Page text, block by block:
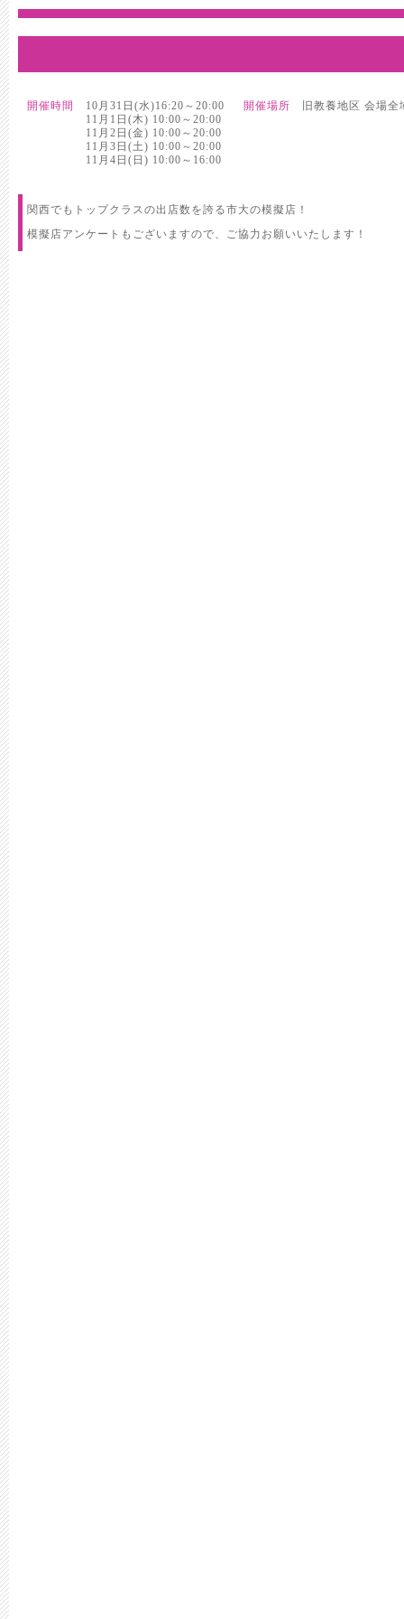
開催時間
10月31日(水)16:20～20:00
11月1日(木) 10:00～20:00
11月2日(金) 10:00～20:00
11月3日(土) 10:00～20:00
11月4日(日) 10:00～16:00
開催場所 旧教養地区 会場全
関西でもトップクラスの出店数を誇る市大の模擬店！
模擬店アンケートもございますので、ご協力お願いいたします！